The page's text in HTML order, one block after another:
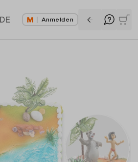
DE Anmelden